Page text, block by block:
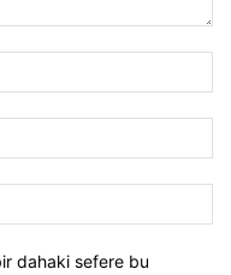
dahaki sefere bu